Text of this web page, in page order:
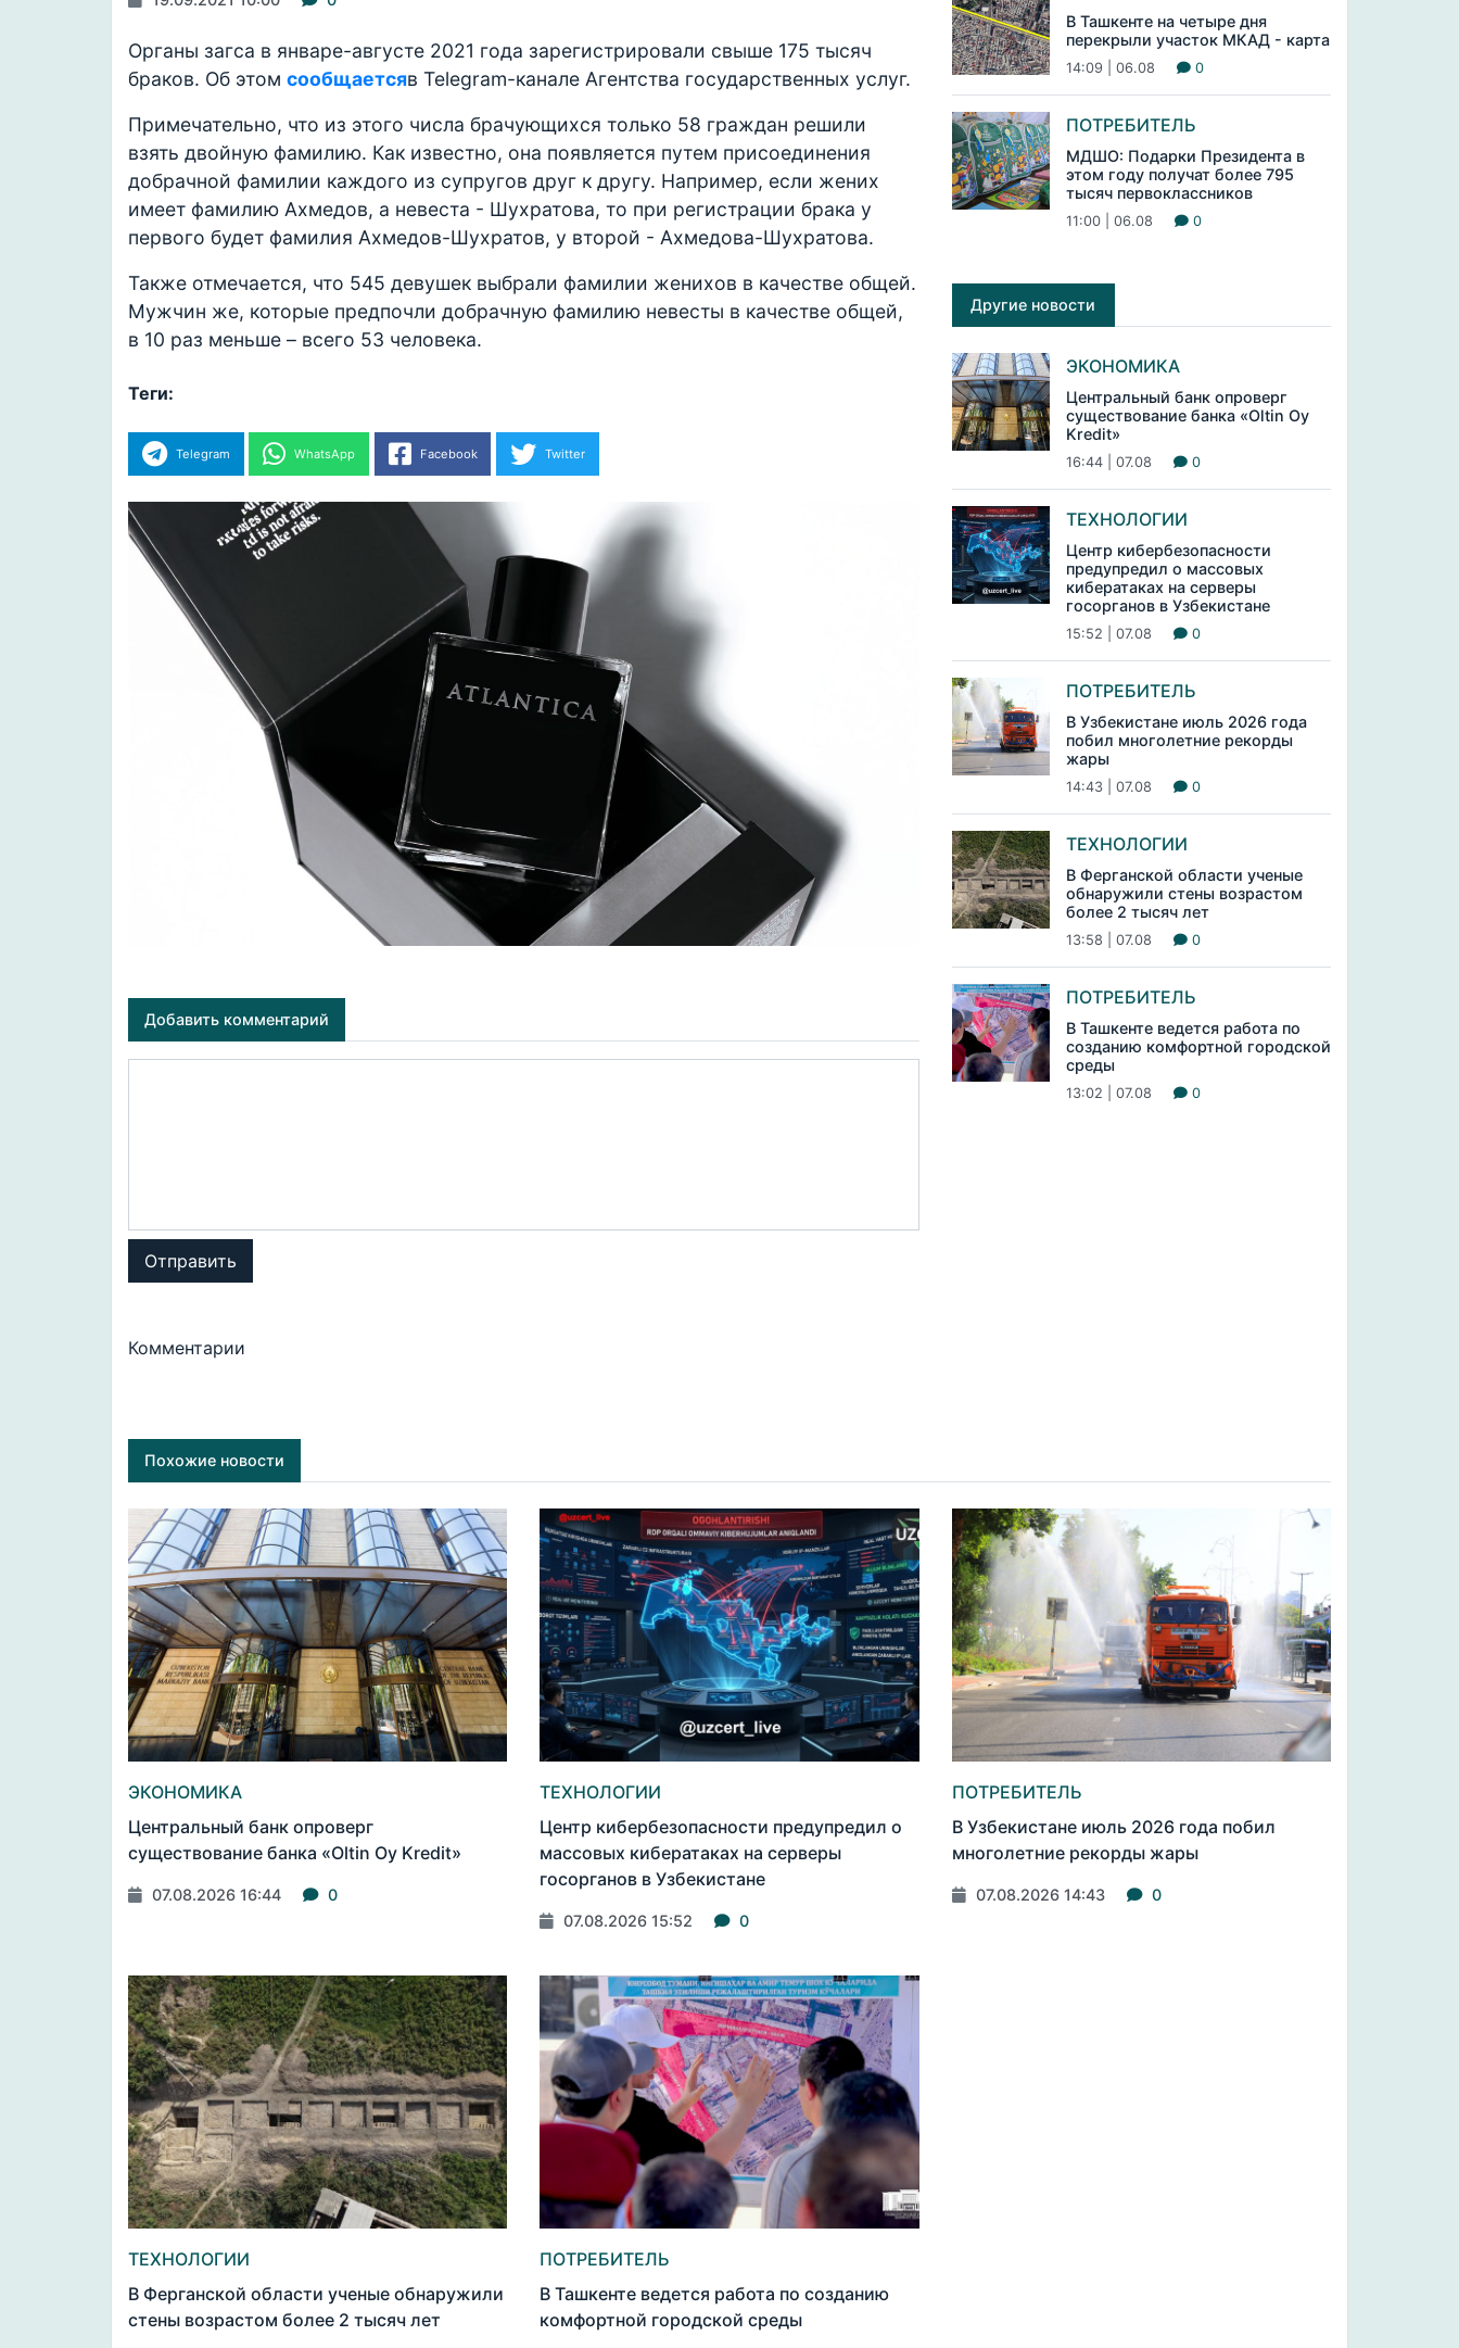
Органы загса в январе-августе 2021 года зарегистрировали свыше 175 тысяч
браков. Об этом сообщаетсяв Telegram-канале Агентства государственных услуг.
Примечательно, что из этого числа брачующихся только 58 граждан решили
взять двойную фамилию. Как известно, она появляется путем присоединения
добрачной фамилии каждого из супругов друг к другу. Например, если жених
имеет фамилию Ахмедов, а невеста - Шухратова, то при регистрации брака у
первого будет фамилия Ахмедов-Шухратов, у второй - Ахмедова-Шухратова.
Также отмечается, что 545 девушек выбрали фамилии женихов в качестве общей.
Мужчин же, которые предпочли добрачную фамилию невесты в качестве общей,
в 10 раз меньше – всего 53 человека.
Теги:
Telegram WhatsApp Facebook Twitter
Добавить комментарий
Отправить
Комментарии
В Ташкенте на четыре дня
перекрыли участок МКАД - карта
14:09 | 06.08 0
ПОТРЕБИТЕЛЬ
МДШО: Подарки Президента в
этом году получат более 795
тысяч первоклассников
11:00 | 06.08 0
Другие новости
ЭКОНОМИКА
Центральный банк опроверг
существование банка «Oltin Oy
Kredit»
16:44 | 07.08 0
ТЕХНОЛОГИИ
Центр кибербезопасности
предупредил о массовых
кибератаках на серверы
госорганов в Узбекистане
15:52 | 07.08 0
ПОТРЕБИТЕЛЬ
В Узбекистане июль 2026 года
побил многолетние рекорды
жары
14:43 | 07.08 0
ТЕХНОЛОГИИ
В Ферганской области ученые
обнаружили стены возрастом
более 2 тысяч лет
13:58 | 07.08 0
ПОТРЕБИТЕЛЬ
В Ташкенте ведется работа по
созданию комфортной городской
среды
13:02 | 07.08 0
Похожие новости
ЭКОНОМИКА
Центральный банк опроверг
существование банка «Oltin Oy Kredit»
07.08.2026 16:44 0
ТЕХНОЛОГИИ
Центр кибербезопасности предупредил о
массовых кибератаках на серверы
госорганов в Узбекистане
07.08.2026 15:52 0
ПОТРЕБИТЕЛЬ
В Узбекистане июль 2026 года побил
многолетние рекорды жары
07.08.2026 14:43 0
ТЕХНОЛОГИИ
В Ферганской области ученые обнаружили
стены возрастом более 2 тысяч лет
ПОТРЕБИТЕЛЬ
В Ташкенте ведется работа по созданию
комфортной городской среды